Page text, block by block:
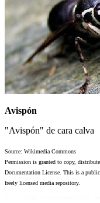
Avispón
"Avispón" de cara calva
Source: Wikimedia Commons
Permission is granted to copy,
Documentation License. This is a
freely licensed media repository.